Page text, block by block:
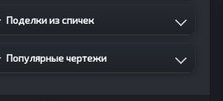
Поделки из спичек
Популярные чертежи